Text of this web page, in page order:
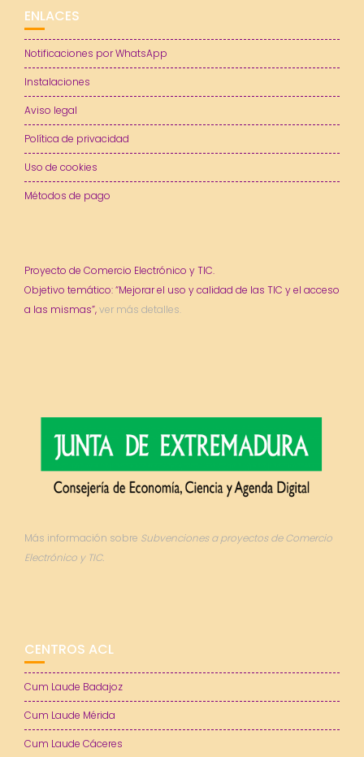
ENLACES
Notificaciones por WhatsApp
Instalaciones
Aviso legal
Política de privacidad
Uso de cookies
Métodos de pago
Proyecto de Comercio Electrónico y TIC.
Objetivo temático: “Mejorar el uso y calidad de las TIC y el acceso
a las mismas”,ver más detalles.
Más información sobre Subvenciones a proyectos de Comercio
Electrónico y TIC.
CENTROS ACL
Cum Laude Badajoz
Cum Laude Mérida
Cum Laude Cáceres